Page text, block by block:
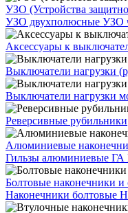
УЗО (Устройства
УЗО двухполюсные УЗО
Аксессуары к
Выключатели нагрузки
Выключатели нагрузки
Реверсивные рубильники
Алюминиевые
Гильзы алюминиевые ГА
Болтовые наконечники и
Наконечники болтовые